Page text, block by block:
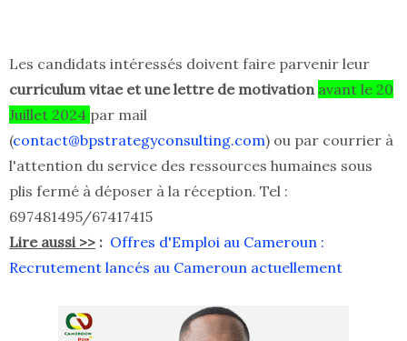
Les candidats intéressés doivent faire parvenir leur
curriculum vitae et une lettre de motivation avant le 20
Juillet 2024 par mail
(contact@bpstrategyconsulting.com) ou par courrier à
l'attention du service des ressources humaines sous
plis fermé à déposer à la réception. Tel :
697481495/67417415
Lire aussi >> : Offres d'Emploi au Cameroun :
Recrutement lancés au Cameroun actuellement